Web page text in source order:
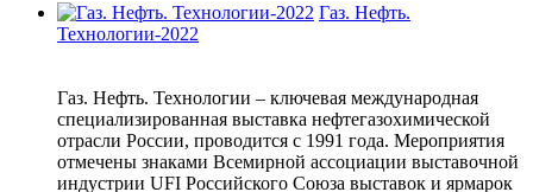
Газ. Нефть.
Технологии-2022
Газ. Нефть. Технологии – ключевая международная
специализированная выставка нефтегазохимической
отрасли России, проводится с 1991 года. Мероприятия
отмечены знаками Всемирной ассоциации выставочной
индустрии UFI Российского Союза выставок и ярмарок